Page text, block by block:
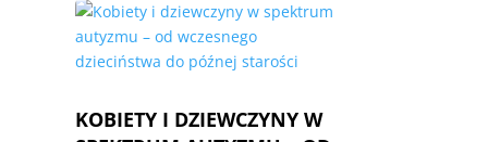
KOBIETY I DZIEWCZYNY W